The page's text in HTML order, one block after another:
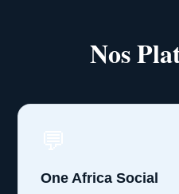
Nos
One Africa Social